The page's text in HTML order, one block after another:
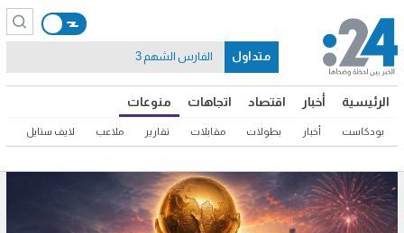
الرئيسية أخبار اقتصاد اتجاهات منوعات
بودكاست أخبار بطولات مقابلات تقارير ملاعب لايف ستايل
متداول الفارس الشهم 3